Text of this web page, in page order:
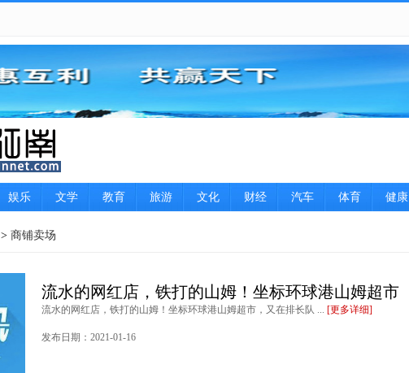
娱乐 文学 教育 旅游 文化 财经 汽车 体育 健康
> 商铺卖场
流水的网红店，铁打的山姆！坐标环球港山姆超市
流水的网红店，铁打的山姆！坐标环球港山姆超市，又在排长队 ... [更多详细]
发布日期：2021-01-16